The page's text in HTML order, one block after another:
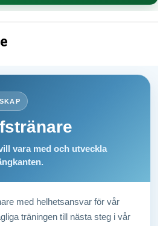
vara med och utveckla
med helhetsansvar för vår
träningen till nästa steg i vår